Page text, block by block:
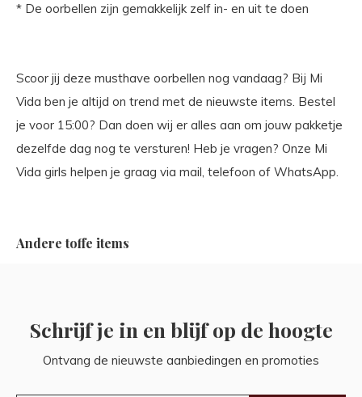
* De oorbellen zijn gemakkelijk zelf in- en uit te doen
Scoor jij deze musthave oorbellen nog vandaag? Bij Mi
Vida ben je altijd on trend met de nieuwste items. Bestel
je voor 15:00? Dan doen wij er alles aan om jouw pakketje
dezelfde dag nog te versturen! Heb je vragen? Onze Mi
Vida girls helpen je graag via mail, telefoon of WhatsApp.
Andere toffe items
Schrijf je in en blijf op de hoogte
Ontvang de nieuwste aanbiedingen en promoties